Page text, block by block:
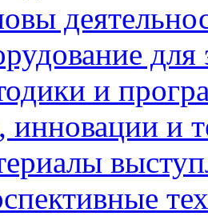
для
и
инновации и